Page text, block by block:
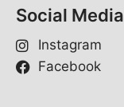
Social Media
Instagram
Facebook